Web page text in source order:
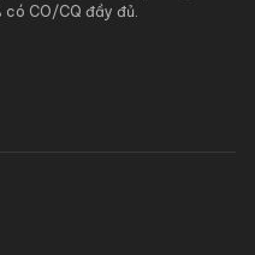
CO/CQ đầy đủ.